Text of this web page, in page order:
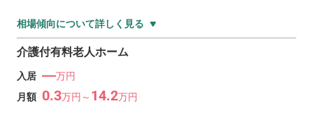
相場傾向について詳しく見る
介護付有料老人ホーム
入居 ―万円
月額 0.3万円～ 14.2万円